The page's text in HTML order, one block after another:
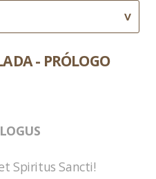
- PRÓLOGO
Spiritus Sancti!